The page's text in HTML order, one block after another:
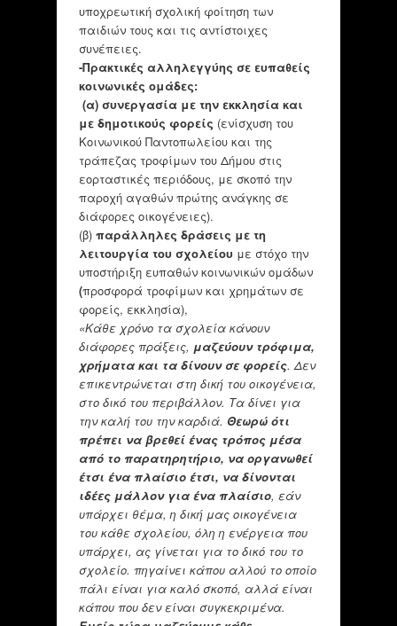
υποχρεωτική σχολική φοίτηση των
παιδιών τους και τις αντίστοιχες
συνέπειες.
-Πρακτικές αλληλεγγύης σε ευπαθείς
κοινωνικές ομάδες:
(α) συνεργασία με την εκκλησία και
με δημοτικούς φορείς (ενίσχυση του
Κοινωνικού Παντοπωλείου και της
τράπεζας τροφίμων του Δήμου στις
εορταστικές περιόδους, με σκοπό την
παροχή αγαθών πρώτης ανάγκης σε
διάφορες οικογένειες).
(β) παράλληλες δράσεις με τη
λειτουργία του σχολείουμε στόχο την
υποστήριξη ευπαθών κοινωνικών ομάδων
(προσφορά τροφίμων και χρημάτων σε
φορείς, εκκλησία),
«Κάθε χρόνο τα σχολεία κάνουν
διάφορες πράξεις, μαζεύουν τρόφιμα,
χρήματα και τα δίνουν σε φορείς. Δεν
επικεντρώνεται στη δική του οικογένεια,
στο δικό του περιβάλλον. Τα δίνει για
την καλή του την καρδιά. Θεωρώ ότι
πρέπει να βρεθεί ένας τρόπος μέσα
από το παρατηρητήριο, να οργανωθεί
έτσι ένα πλαίσιο έτσι, να δίνονται
ιδέες μάλλον για ένα πλαίσιο, εάν
υπάρχει θέμα, η δική μας οικογένεια
του κάθε σχολείου, όλη η ενέργεια που
υπάρχει, ας γίνεται για το δικό του το
σχολείο. πηγαίνει κάπου αλλού το οποίο
πάλι είναι για καλό σκοπό, αλλά είναι
κάπου που δεν είναι συγκεκριμένα.